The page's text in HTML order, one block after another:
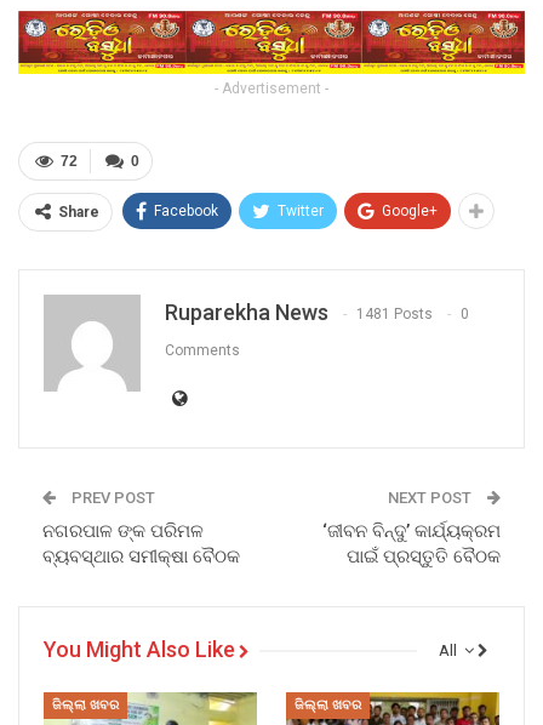
- Advertisement -
0
72
Share Facebook Twitter Google+
Ruparekha News 1481 Posts 0
Comments
PREV POST
ନଗରପାଳ ଙ୍କ ପରିମଳ
ବ୍ୟବସ୍ଥାର ସମୀକ୍ଷା ବୈଠକ
NEXT POST
‘ଜୀବନ ବିନ୍ଦୁ’ କାର୍ଯ୍ୟକ୍ରମ
ପାଇଁ ପ୍ରସ୍ତୁତି ବୈଠକ
All
You Might Also Like
ଜିଲ୍ଲା ଖବର ଜିଲ୍ଲା ଖବର